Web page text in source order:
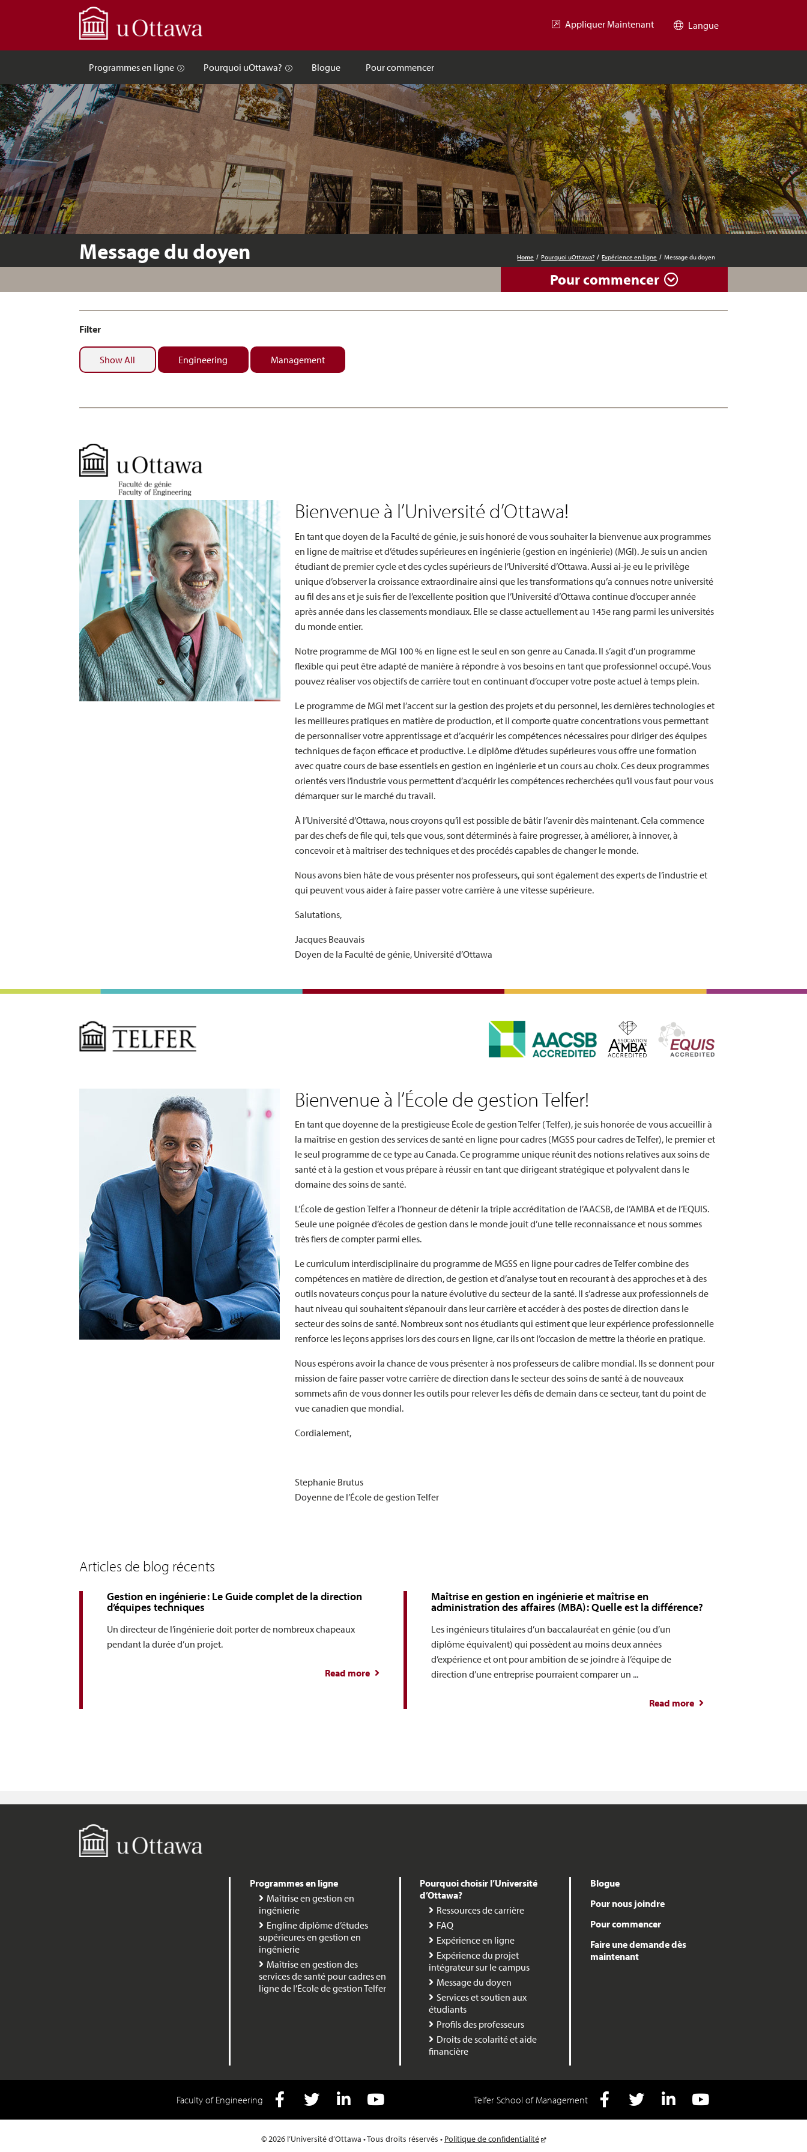
Appliquer Maintenant Langue
Programmes en ligne Pourquoi uOttawa? Blogue Pour commencer
Message du doyen Home Pourquoi uOttawa? Expérience en ligne Message du doyen
Pour commencer
Filter
Show All Engineering Management
Bienvenue à l’Université d’Ottawa!
En tant que doyen de la Faculté de génie, je suis honoré de vous souhaiter la bienvenue aux programmes
en ligne de maîtrise et d’études supérieures en ingénierie (gestion en ingénierie) (MGI). Je suis un ancien
étudiant de premier cycle et des cycles supérieurs de l’Université d’Ottawa. Aussi ai-je eu le privilège
unique d’observer la croissance extraordinaire ainsi que les transformations qu’a connues notre université
au fil des ans et je suis fier de l’excellente position que l’Université d’Ottawa continue d’occuper année
après année dans les classements mondiaux. Elle se classe actuellement au 145e rang parmi les universités
du monde entier.
Notre programme de MGI 100 % en ligne est le seul en son genre au Canada. Il s’agit d’un programme
flexible qui peut être adapté de manière à répondre à vos besoins en tant que professionnel occupé. Vous
pouvez réaliser vos objectifs de carrière tout en continuant d’occuper votre poste actuel à temps plein.
Le programme de MGI met l’accent sur la gestion des projets et du personnel, les dernières technologies et
les meilleures pratiques en matière de production, et il comporte quatre concentrations vous permettant
de personnaliser votre apprentissage et d’acquérir les compétences nécessaires pour diriger des équipes
techniques de façon efficace et productive. Le diplôme d’études supérieures vous offre une formation
avec quatre cours de base essentiels en gestion en ingénierie et un cours au choix. Ces deux programmes
orientés vers l’industrie vous permettent d’acquérir les compétences recherchées qu’il vous faut pour vous
démarquer sur le marché du travail.
À l’Université d’Ottawa, nous croyons qu’il est possible de bâtir l’avenir dès maintenant. Cela commence
par des chefs de file qui, tels que vous, sont déterminés à faire progresser, à améliorer, à innover, à
concevoir et à maîtriser des techniques et des procédés capables de changer le monde.
Nous avons bien hâte de vous présenter nos professeurs, qui sont également des experts de l’industrie et
qui peuvent vous aider à faire passer votre carrière à une vitesse supérieure.
Salutations,
Jacques Beauvais
Doyen de la Faculté de génie, Université d’Ottawa
Bienvenue à l’École de gestion Telfer!
En tant que doyenne de la prestigieuse École de gestion Telfer (Telfer), je suis honorée de vous accueillir à
la maîtrise en gestion des services de santé en ligne pour cadres (MGSS pour cadres de Telfer), le premier et
le seul programme de ce type au Canada. Ce programme unique réunit des notions relatives aux soins de
santé et à la gestion et vous prépare à réussir en tant que dirigeant stratégique et polyvalent dans le
domaine des soins de santé.
L’École de gestion Telfer a l’honneur de détenir la triple accréditation de l’AACSB, de l’AMBA et de l’EQUIS.
Seule une poignée d’écoles de gestion dans le monde jouit d’une telle reconnaissance et nous sommes
très fiers de compter parmi elles.
Le curriculum interdisciplinaire du programme de MGSS en ligne pour cadres de Telfer combine des
compétences en matière de direction, de gestion et d’analyse tout en recourant à des approches et à des
outils novateurs conçus pour la nature évolutive du secteur de la santé. Il s’adresse aux professionnels de
haut niveau qui souhaitent s’épanouir dans leur carrière et accéder à des postes de direction dans le
secteur des soins de santé. Nombreux sont nos étudiants qui estiment que leur expérience professionnelle
renforce les leçons apprises lors des cours en ligne, car ils ont l’occasion de mettre la théorie en pratique.
Nous espérons avoir la chance de vous présenter à nos professeurs de calibre mondial. Ils se donnent pour
mission de faire passer votre carrière de direction dans le secteur des soins de santé à de nouveaux
sommets afin de vous donner les outils pour relever les défis de demain dans ce secteur, tant du point de
vue canadien que mondial.
Cordialement,
Stephanie Brutus
Doyenne de l’École de gestion Telfer
Articles de blog récents
Gestion en ingénierie : Le Guide complet de la direction
d’équipes techniques
Un directeur de l’ingénierie doit porter de nombreux chapeaux
pendant la durée d’un projet.
Read more about Gestion en ingénierie : Le Guide complet de la direction d’équipes techniques
Maîtrise en gestion en ingénierie et maîtrise en
administration des affaires (MBA) : Quelle est la différence?
Les ingénieurs titulaires d’un baccalauréat en génie (ou d’un
diplôme équivalent) qui possèdent au moins deux années
d’expérience et ont pour ambition de se joindre à l’équipe de
direction d’une entreprise pourraient comparer un ...
Read more about Maîtrise en gestion
Programmes en ligne
Maîtrise en gestion en
ingénierie
Engline diplôme d’études
supérieures en gestion en
ingénierie
Maîtrise en gestion des
services de santé pour cadres en
ligne de l’École de gestion Telfer
Pourquoi choisir l’Université
d’Ottawa?
Ressources de carrière
FAQ
Expérience en ligne
Expérience du projet
intégrateur sur le campus
Message du doyen
Services et soutien aux
étudiants
Profils des professeurs
Droits de scolarité et aide
financière
Blogue
Pour nous joindre
Pour commencer
Faire une demande dès
maintenant
Faculty of Engineering
Telfer School of Management
© 2026 l’Université d’Ottawa • Tous droits réservés • Politique de confidentialité